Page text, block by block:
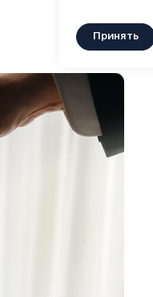
Принять